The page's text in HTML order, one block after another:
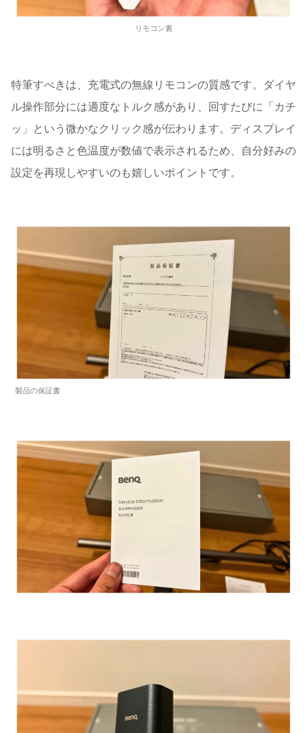
リモコン裏
特筆すべきは、充電式の無線リモコンの質感です。ダイヤ
ル操作部分には適度なトルク感があり、回すたびに「カチ
ッ」という微かなクリック感が伝わります。ディスプレイ
には明るさと色温度が数値で表示されるため、自分好みの
設定を再現しやすいのも嬉しいポイントです。
製品の保証書